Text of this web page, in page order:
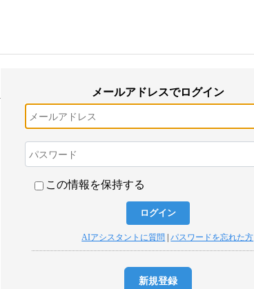
メールアドレスでログイン
この情報を保持する
AIアシスタントに質問 |パスワードを忘れた方
新規登録